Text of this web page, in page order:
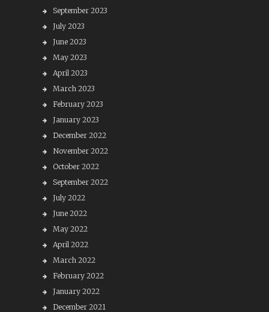
September 2023
July 2023
June 2023
May 2023
April 2023
March 2023
February 2023
January 2023
December 2022
November 2022
October 2022
September 2022
July 2022
June 2022
May 2022
April 2022
March 2022
February 2022
January 2022
December 2021